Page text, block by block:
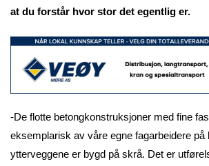
at du forstår hvor stor det egentlig er.
-De flotte betongkonstruksjoner med fine
eksemplarisk av våre egne fagarbeidere på
ytterveggene er bygd på skrå. Det er